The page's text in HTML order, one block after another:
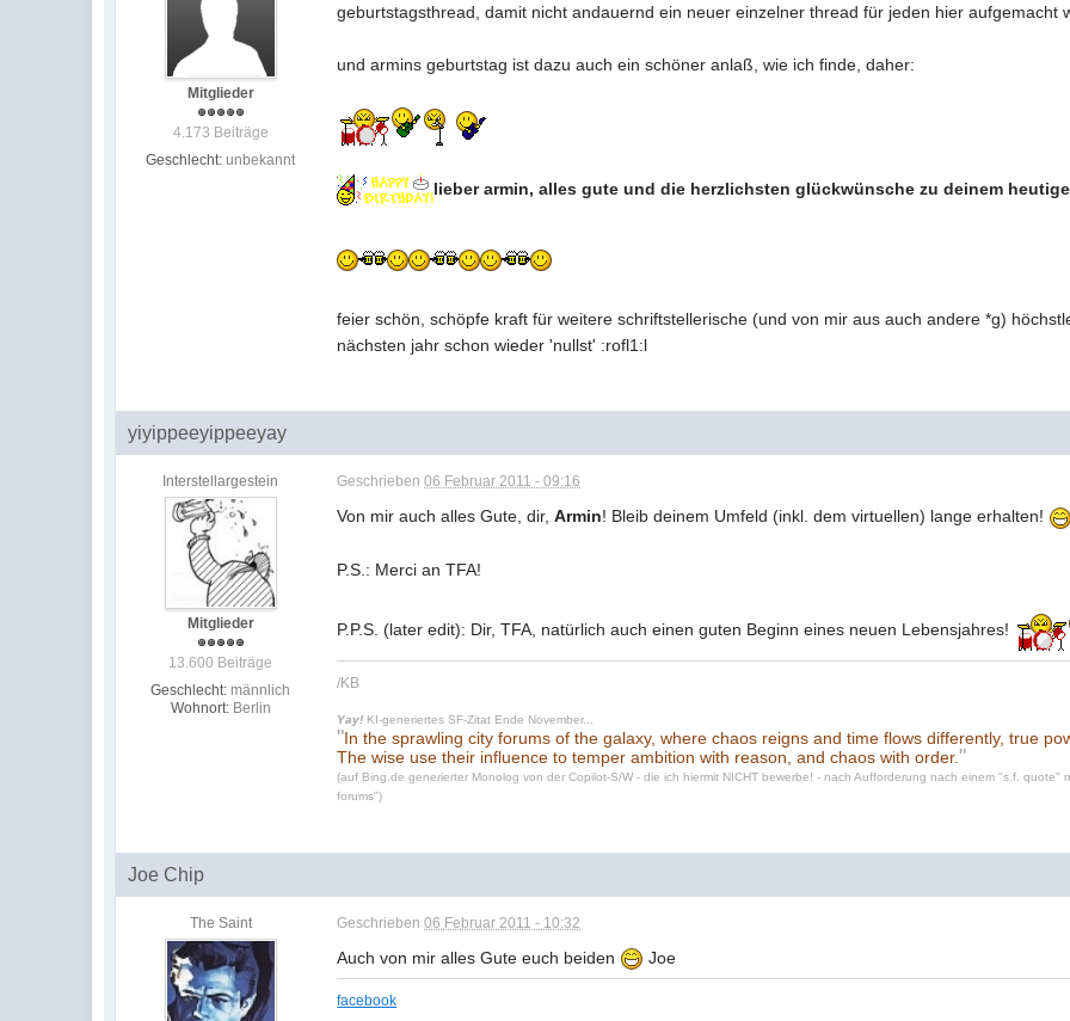
Mitglieder
4.173 Beiträge
Geschlecht: unbekannt
geburtstagsthread, damit nicht andauernd ein neuer einzelner thread für jeden hier aufgemacht
und armins geburtstag ist dazu auch ein schöner anlaß, wie ich finde, daher:
lieber armin, alles gute und die herzlichsten glückwünsche zu deinem
feier schön, schöpfe kraft für weitere schriftstellerische (und von mir aus auch andere *g)
nächsten jahr schon wieder 'nullst' :rofl1:l
yiyippeeyippeeyay
Interstellargestein
Mitglieder
13.600 Beiträge
Geschlecht: männlich
Wohnort: Berlin
Geschrieben06 Februar 2011 - 09:16
Von mir auch alles Gute, dir,Armin! Bleib deinem Umfeld (inkl. dem virtuellen) lange erhalten!
P.S.: Merci an TFA!
P.P.S. (later edit): Dir, TFA, natürlich auch einen guten Beginn eines neuen Lebensjahres!
/KB
Yay! KI-generiertes SF-Zitat Ende November...
"In the sprawling city forums of the galaxy, where chaos reigns and time flows differently, true
The wise use their influence to temper ambition with reason, and chaos with order. "
(auf Bing.de generierter Monolog von der Copilot-S/W - die ich hiermit NICHT bewerbe! - nach Aufforderung nach einem "s.f. quote"
forums")
Joe Chip
The Saint Geschrieben06 Februar 2011 - 10:32
Auch von mir alles Gute euch beiden Joe
facebook